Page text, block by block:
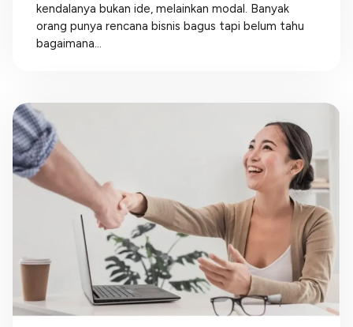
kendalanya bukan ide, melainkan modal. Banyak
orang punya rencana bisnis bagus tapi belum tahu
bagaimana...